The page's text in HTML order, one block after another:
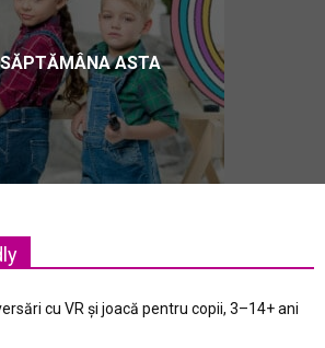
SĂPTĂMÂNA ASTA
cu VR și joacă pentru copii, 3–14+ ani